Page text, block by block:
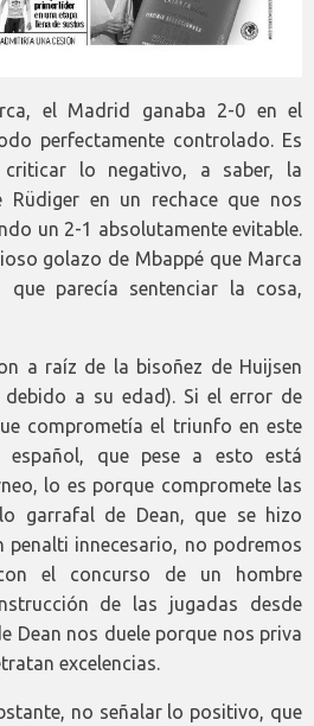
el Madrid ganaba 2-0 en el
perfectamente controlado. Es
lo negativo, a saber, la
Rüdiger en un rechace que nos
un 2-1 absolutamente evitable.
golazo de Mbappé que Marca
parecía sentenciar la cosa,
a raíz de la bisoñez de Huijsen
debido a su edad). Si el error de
comprometía el triunfo en este
que pese a esto está
lo es porque compromete las
garrafal de Dean, que se hizo
penalti innecesario, no podremos
el concurso de un hombre
de las jugadas desde
Dean nos duele porque nos priva
excelencias.
no señalar lo positivo, que